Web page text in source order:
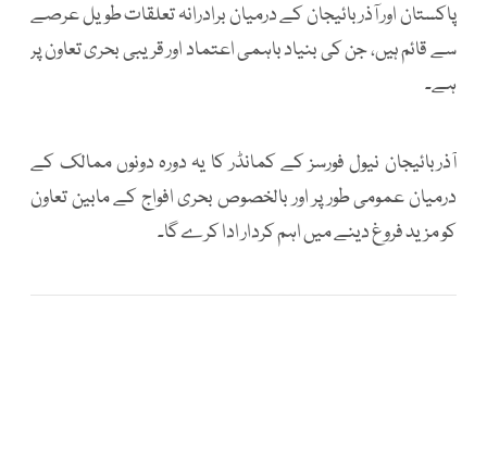
پاکستان اور آذربائیجان کے درمیان برادرانہ تعلقات طویل عرصے
سے قائم ہیں، جن کی بنیاد باہمی اعتماد اور قریبی بحری تعاون پر
ہے۔
آذربائیجان نیول فورسز کے کمانڈر کا یہ دورہ دونوں ممالک کے
درمیان عمومی طور پر اور بالخصوص بحری افواج کے مابین تعاون
کو مزید فروغ دینے میں اہم کردار ادا کرے گا۔